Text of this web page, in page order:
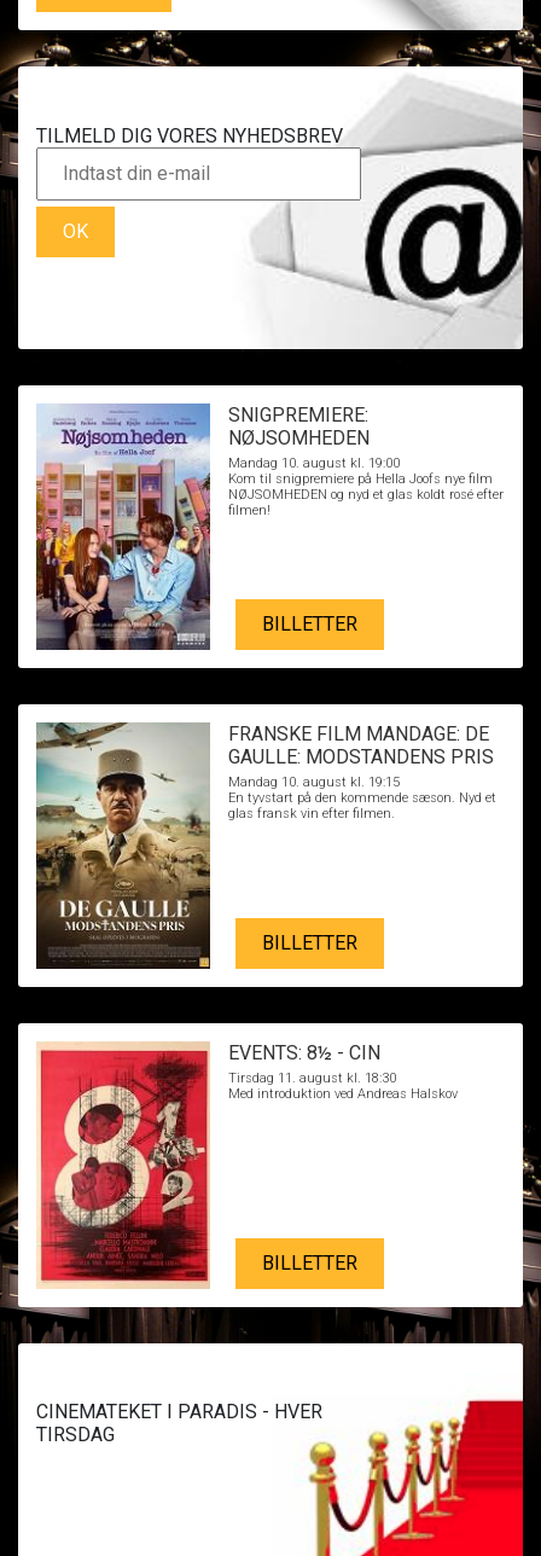
TILMELD DIG VORES NYHEDSBREV
OK
SNIGPREMIERE:
NØJSOMHEDEN
Mandag 10. august kl. 19:00
Kom til snigpremiere på Hella Joofs nye film
NØJSOMHEDEN og nyd et glas koldt rosé efter
filmen!
BILLETTER
FRANSKE FILM MANDAGE: DE
GAULLE: MODSTANDENS PRIS
Mandag 10. august kl. 19:15
En tyvstart på den kommende sæson. Nyd et
glas fransk vin efter filmen.
BILLETTER
EVENTS: 8½ - CIN
Tirsdag 11. august kl. 18:30
Med introduktion ved Andreas Halskov
BILLETTER
CINEMATEKET I PARADIS - HVER
TIRSDAG